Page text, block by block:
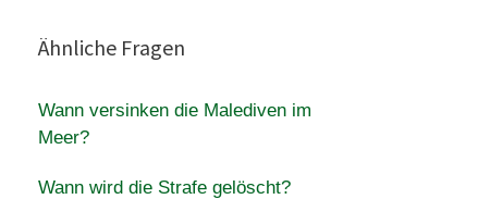
Ähnliche Fragen
Wann versinken die Malediven im
Meer?
Wann wird die Strafe gelöscht?